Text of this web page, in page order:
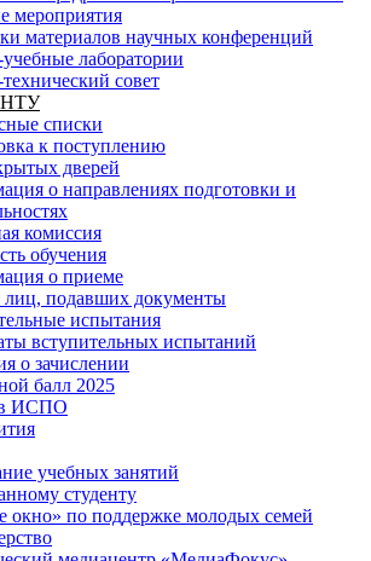
мероприятия
материалов научных конференций
лаборатории
совет
списки
к поступлению
дверей
о направлениях подготовки и
комиссия
обучения
о приеме
подавших документы
испытания
вступительных испытаний
о зачислении
балл 2025
ИСПО
учебных занятий
студенту
окно» по поддержке молодых семей